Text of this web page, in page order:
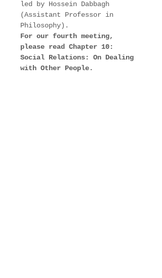
led by Hossein Dabbagh
(Assistant Professor in
Philosophy).
For our fourth meeting,
please read Chapter 10:
Social Relations: On Dealing
with Other People.